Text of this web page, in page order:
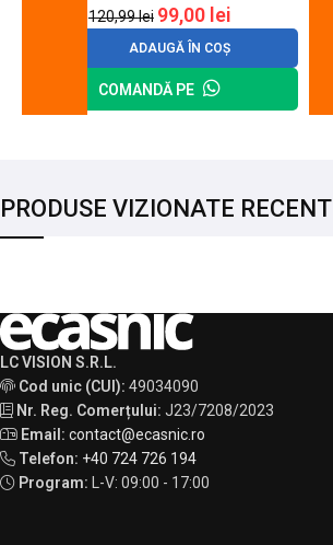
120,99lei 99,00 lei
ADAUGĂ ÎN COȘ
COMANDĂ PE
PRODUSE VIZIONATE RECENT
LC VISION S.R.L.
Cod unic (CUI): 49034090
Nr. Reg. Comerțului: J23/7208/2023
Email: contact@ecasnic.ro
Telefon: +40 724 726 194
Program:
L-V: 09:00 - 17:00